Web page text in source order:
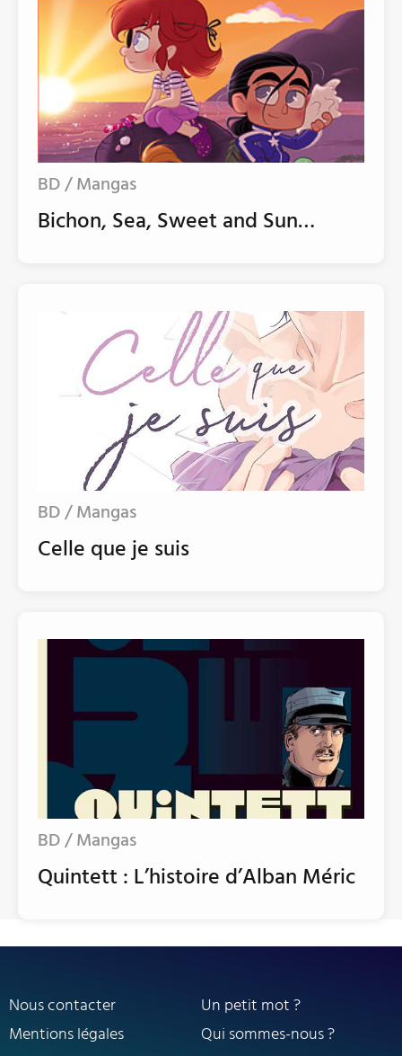
BD / Mangas
Bichon, Sea, Sweet and Sun…
BD / Mangas
Celle que je suis
BD / Mangas
Quintett : L’histoire d’Alban Méric
Nous contacter
Un petit mot ?
Mentions légales
Qui sommes-nous ?